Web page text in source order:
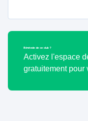
Bénévole de ce club ?
Activez l'espace
gratuitement pour